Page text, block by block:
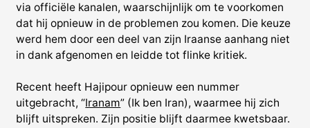
via officiële kanalen, waarschijnlijk om te voorkomen
dat hij opnieuw in de problemen zou komen. Die keuze
werd hem door een deel van zijn Iraanse aanhang niet
in dank afgenomen en leidde tot flinke kritiek.
Recent heeft Hajipour opnieuw een nummer
uitgebracht, “Iranam” (Ik ben Iran), waarmee hij zich
blijft uitspreken. Zijn positie blijft daarmee kwetsbaar.